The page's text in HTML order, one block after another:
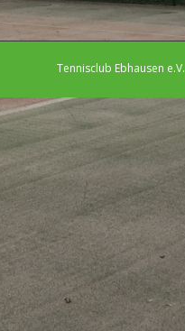
Tennisclub Ebhausen e.V.